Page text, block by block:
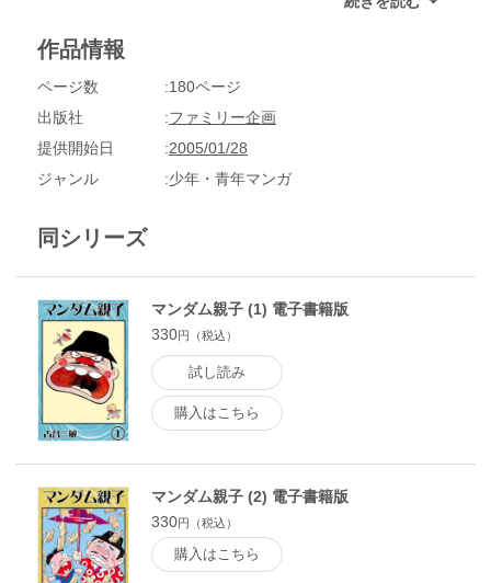
でカン一がお姫様にみそめられて…!!金太郎は無事帰ることが
作品情報
ページ数
180ページ
出版社
ファミリー企画
提供開始日
2005/01/28
ジャンル
少年・青年マンガ
同シリーズ
マンダム親子 (1) 電子書籍版
330円（税込）
試し読み
購入はこちら
マンダム親子 (2) 電子書籍版
330円（税込）
購入はこちら